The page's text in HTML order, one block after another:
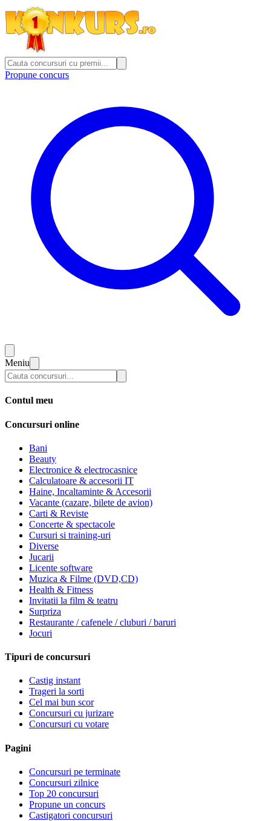
Propune concurs
Meniu
Contul meu
Concursuri online
Bani
Beauty
Electronice & electrocasnice
Calculatoare & accesorii IT
Haine, Incaltaminte & Accesorii
Vacante (cazare, bilete de avion)
Carti & Reviste
Concerte & spectacole
Cursuri si training-uri
Diverse
Jucarii
Licente software
Muzica & Filme (DVD,CD)
Health & Fitness
Invitatii la film & teatru
Surpriza
Restaurante / cafenele / cluburi / baruri
Jocuri
Tipuri de concursuri
Castig instant
Trageri la sorti
Cel mai bun scor
Concursuri cu jurizare
Concursuri cu votare
Pagini
Concursuri pe terminate
Concursuri zilnice
Top 20 concursuri
Propune un concurs
Castigatori concursuri